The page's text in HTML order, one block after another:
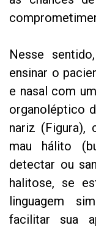
Nesse
ensinar o
e nasal com
organoléptico
nariz (Figura),
mau hálito
detectar ou
halitose, se
linguagem
facilitar sua